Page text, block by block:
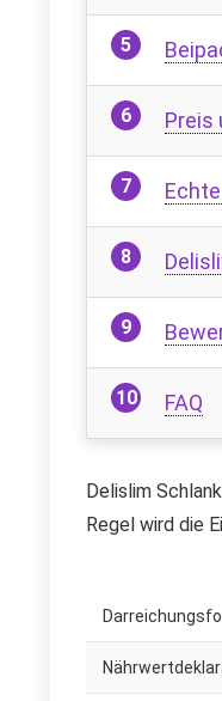
Preis
FAQ
Delislim
Regel wird die